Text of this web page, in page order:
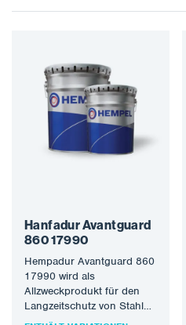
Hanfadur Avantguard
860 17990
Hempadur Avantguard 860
17990 wird als
Allzweckprodukt für den
Langzeitschutz von Stahl
empfohlen, der sehr